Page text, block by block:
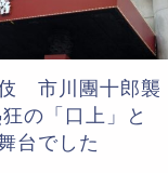
市川團十郎襲
「口上」と
台でした